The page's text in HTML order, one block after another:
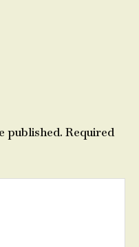
published. Required